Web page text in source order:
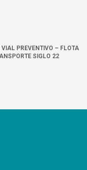
PREVENTIVO – FLOTA
SIGLO 22